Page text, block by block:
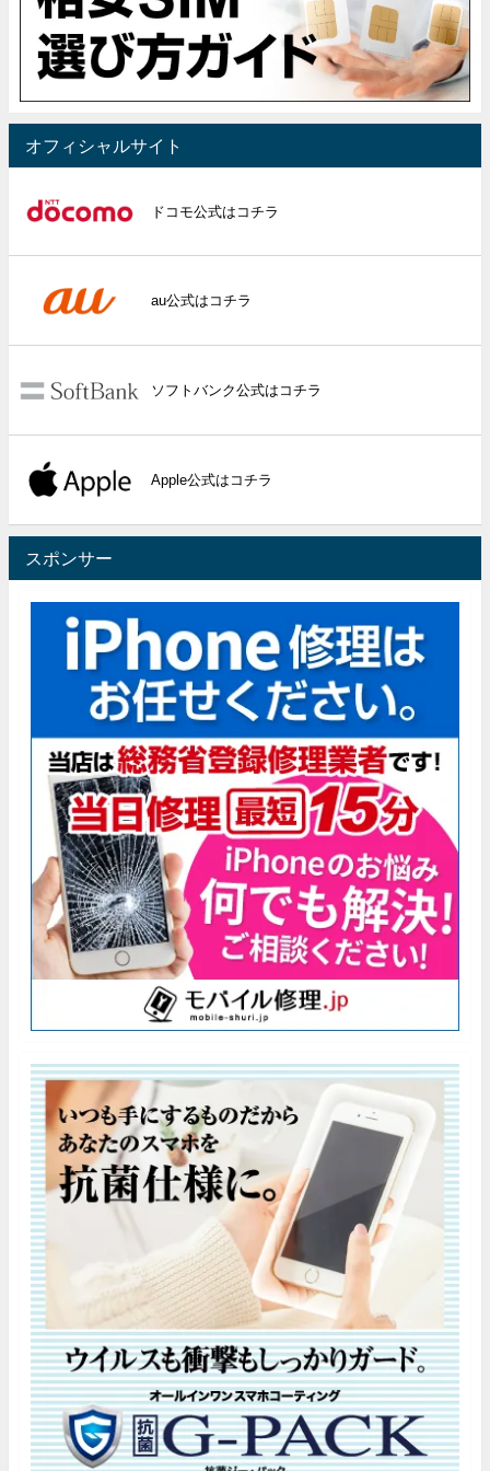
オフィシャルサイト
ドコモ公式はコチラ
au公式はコチラ
ソフトバンク公式はコチラ
Apple公式はコチラ
スポンサー